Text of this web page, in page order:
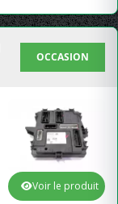
OCCASION
Voir le produit